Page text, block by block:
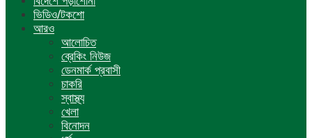
ভিডিও/টকশো
আরও
আলোচিত
ব্রেকিং নিউজ
ডেনমার্ক প্রবাসী
চাকরি
স্বাস্থ্য
খেলা
বিনোদন